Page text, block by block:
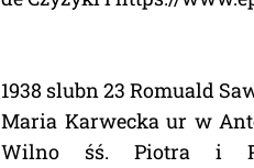
1938 slubn 23 Romuald
Maria Karwecka ur w
Wilno śś. Piotra i